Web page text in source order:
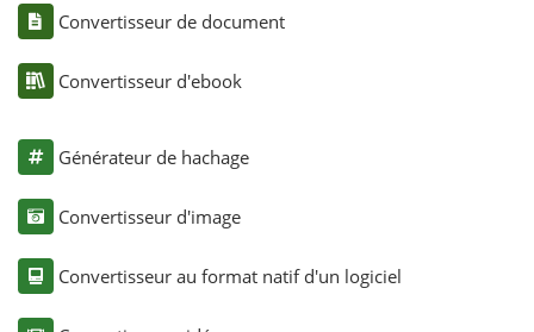
Convertisseur de document
Convertisseur d'ebook
Générateur de hachage
Convertisseur d'image
Convertisseur au format natif d'un logiciel